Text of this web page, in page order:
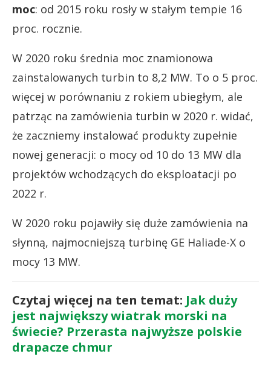
moc: od 2015 roku rosły w stałym tempie 16
proc. rocznie.
W 2020 roku średnia moc znamionowa
zainstalowanych turbin to 8,2 MW. To o 5 proc.
więcej w porównaniu z rokiem ubiegłym, ale
patrząc na zamówienia turbin w 2020 r. widać,
że zaczniemy instalować produkty zupełnie
nowej generacji: o mocy od 10 do 13 MW dla
projektów wchodzących do eksploatacji po
2022 r.
W 2020 roku pojawiły się duże zamówienia na
słynną, najmocniejszą turbinę GE Haliade-X o
mocy 13 MW.
Czytaj więcej na ten temat: Jak duży
jest największy wiatrak morski na
świecie? Przerasta najwyższe polskie
drapacze chmur